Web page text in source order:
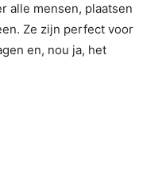
alle mensen, plaatsen
Ze zijn perfect voor
en, nou ja, het